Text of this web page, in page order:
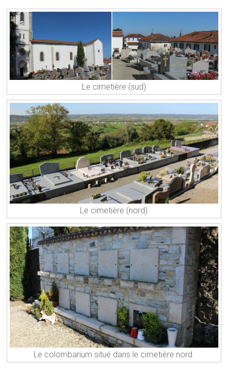
Le cimetière (sud)
Le cimetière (nord)
Le colombarium situé dans le cimetière nord.